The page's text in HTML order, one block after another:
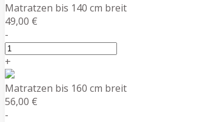
Matratzen bis 140 cm breit
49,00 €
-
+
Matratzen bis 160 cm breit
56,00 €
-